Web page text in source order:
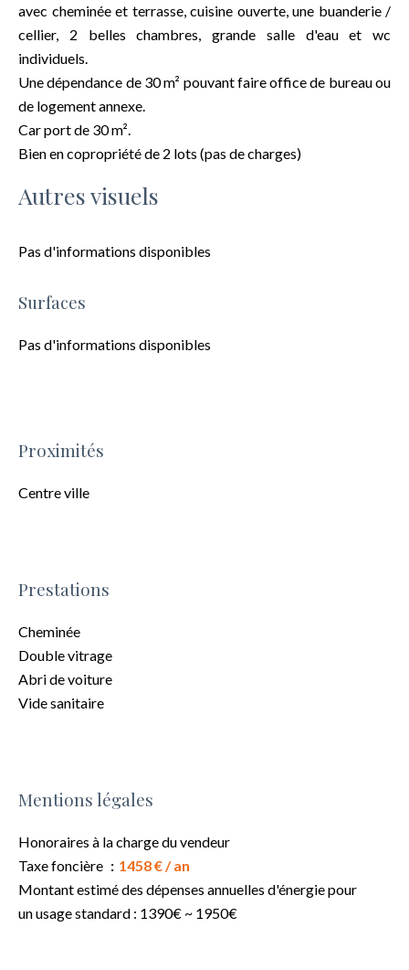
avec cheminée et terrasse, cuisine ouverte, une buanderie /
cellier, 2 belles chambres, grande salle d'eau et wc
individuels.
Une dépendance de 30 m² pouvant faire office de bureau ou
de logement annexe.
Car port de 30 m².
Bien en copropriété de 2 lots (pas de charges)
Autres visuels
Pas d'informations disponibles
Surfaces
Pas d'informations disponibles
Proximités
Centre ville
Prestations
Cheminée
Double vitrage
Abri de voiture
Vide sanitaire
Mentions légales
Honoraires à la charge du vendeur
Taxe foncière
1458 € / an
Montant estimé des dépenses annuelles d'énergie pour
un usage standard : 1390€ ~ 1950€